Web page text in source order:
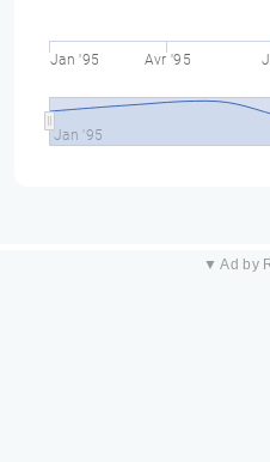
Jan '95 Avr '95
Jan '95
▼ Ad by